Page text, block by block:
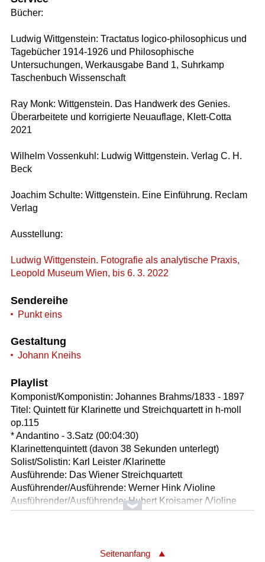
Bücher:
Ludwig Wittgenstein: Tractatus logico-philosophicus und
Tagebücher 1914-1926 und Philosophische
Untersuchungen, Werkausgabe Band 1, Suhrkamp
Taschenbuch Wissenschaft
Ray Monk: Wittgenstein. Das Handwerk des Genies.
Überarbeitete und korrigierte Neuauflage, Klett-Cotta
2021
Wilhelm Vossenkuhl: Ludwig Wittgenstein. Verlag C. H.
Beck
Joachim Schulte: Wittgenstein. Eine Einführung. Reclam
Verlag
Ausstellung:
Ludwig Wittgenstein. Fotografie als analytische Praxis,
Leopold Museum Wien, bis 6. 3. 2022
Sendereihe
Punkt eins
Gestaltung
Johann Kneihs
Playlist
Komponist/Komponistin: Johannes Brahms/1833 - 1897
Titel: Quintett für Klarinette und Streichquartett in h-moll
op.115
* Andantino - 3.Satz (00:04:30)
Klarinettenquintett (davon 38 Sekunden unterlegt)
Solist/Solistin: Karl Leister /Klarinette
Ausführende: Das Wiener Streichquartett
Ausführender/Ausführende: Werner Hink /Violine
Ausführender/Ausführende: Hubert Kroisamer /Violine
Ausführender/Ausführende: Klaus Peisteiner /Viola
Label: Camerata 32CM-37Seitenanfang